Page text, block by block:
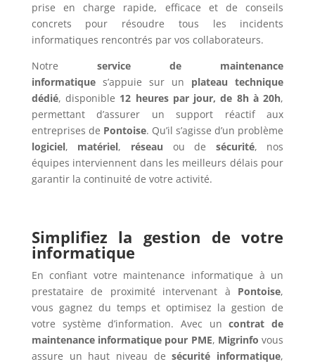
prise en charge rapide, efficace et de conseils
concrets pour résoudre tous les incidents
informatiques rencontrés par vos collaborateurs.
Notre service de maintenance
informatiques’appuie sur un plateau technique
dédié, disponible 12 heures par jour, de 8h à 20h,
permettant d’assurer un support réactif aux
entreprises de Pontoise. Qu’il s’agisse d’un problème
logiciel, matériel, réseau ou de sécurité, nos
équipes interviennent dans les meilleurs délais pour
garantir la continuité de votre activité.
Simplifiez la gestion de votre
informatique
En confiant votre maintenance informatique à un
prestataire de proximité intervenant à Pontoise,
vous gagnez du temps et optimisez la gestion de
votre système d’information. Avec uncontrat de
maintenance informatique pour PME, Migrinfo vous
assure un haut niveau desécurité informatique,